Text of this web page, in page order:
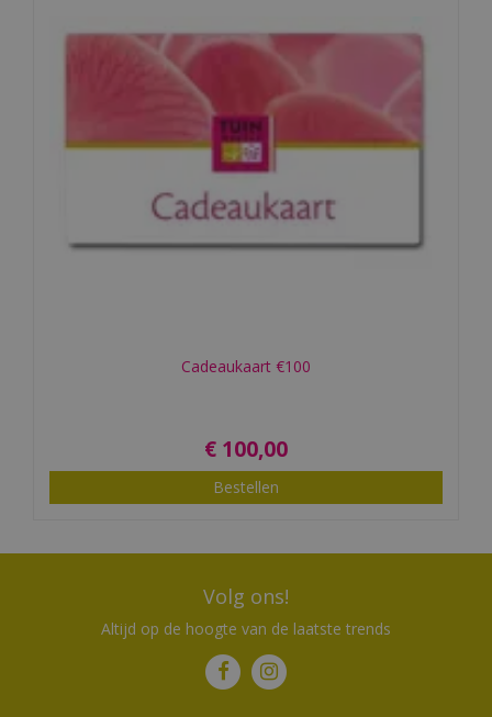
Cadeaukaart €100
€ 100,00
Bestellen
Volg ons!
Altijd op de hoogte van de laatste trends